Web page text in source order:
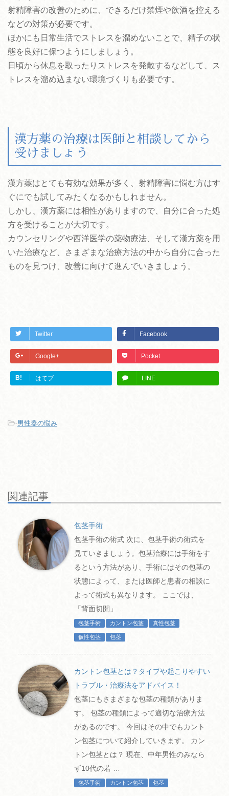
射精障害の改善のために、できるだけ禁煙や飲酒を控える
などの対策が必要です。
ほかにも日常生活でストレスを溜めないことで、精子の状
態を良好に保つようにしましょう。
日頃から休息を取ったりストレスを発散するなどして、ス
トレスを溜め込まない環境づくりも必要です。
漢方薬の治療は医師と相談してから
受けましょう
漢方薬はとても有効な効果が多く、射精障害に悩む方はす
ぐにでも試してみたくなるかもしれません。
しかし、漢方薬には相性がありますので、自分に合った処
方を受けることが大切です。
カウンセリングや西洋医学の薬物療法、そして漢方薬を用
いた治療など、さまざまな治療方法の中から自分に合った
ものを見つけ、改善に向けて進んでいきましょう。
Twitter Facebook
Google+ Pocket
B! はてブ LINE
-男性器の悩み
関連記事
包茎手術
包茎手術の術式 次に、包茎手術の術式を
見ていきましょう。包茎治療には手術をす
るという方法があり、手術にはその包茎の
状態によって、または医師と患者の相談に
よって術式も異なります。 ここでは、
「背面切開」 …
包茎手術 カントン包茎 真性包茎
仮性包茎 包茎
カントン包茎とは？タイプや起こりやすい
トラブル・治療法をアドバイス！
包茎にもさまざまな包茎の種類がありま
す。 包茎の種類によって適切な治療方法
があるのです。 今回はその中でもカント
ン包茎について紹介していきます。 カン
トン包茎とは？ 現在、中年男性のみなら
ず10代の若 …
包茎手術 カントン包茎 包茎